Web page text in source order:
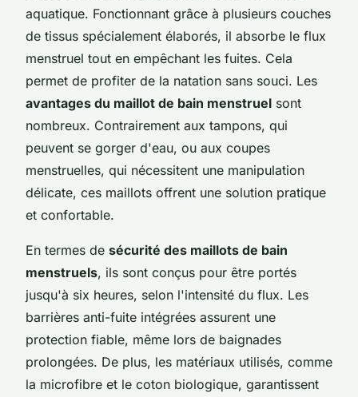
aquatique. Fonctionnant grâce à plusieurs couches
de tissus spécialement élaborés, il absorbe le flux
menstruel tout en empêchant les fuites. Cela
permet de profiter de la natation sans souci. Les
avantages du maillot de bain menstruel sont
nombreux. Contrairement aux tampons, qui
peuvent se gorger d'eau, ou aux coupes
menstruelles, qui nécessitent une manipulation
délicate, ces maillots offrent une solution pratique
et confortable.
En termes de sécurité des maillots de bain
menstruels, ils sont conçus pour être portés
jusqu'à six heures, selon l'intensité du flux. Les
barrières anti-fuite intégrées assurent une
protection fiable, même lors de baignades
prolongées. De plus, les matériaux utilisés, comme
la microfibre et le coton biologique, garantissent